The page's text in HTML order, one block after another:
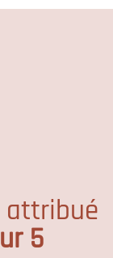
attribué
5